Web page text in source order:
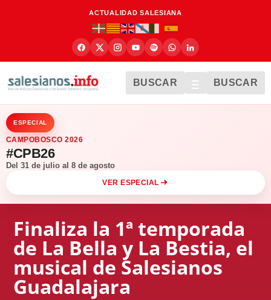
ACTUALIDAD SALESIANA
BUSCAR BUSCAR
ESPECIAL
CAMPOBOSCO 2026
#CPB26
Del 31 de julio al 8 de agosto
VER ESPECIAL
Finaliza la 1ª temporada
de La Bella y La Bestia, el
musical de Salesianos
Guadalajara